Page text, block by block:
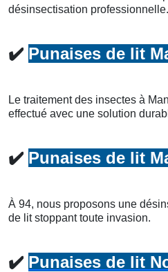
désinsectisation professionnelle.
✔️ Punaises de lit
Le traitement des insectes à
effectué avec une solution
✔️ Punaises de lit
À 94, nous proposons une
de lit stoppant toute invasion.
✔️ Punaises de lit